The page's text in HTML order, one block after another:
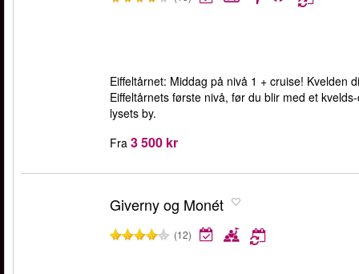
Eiffeltårnet: Middag på nivå 1 + cruise! Kvelden
Eiffeltårnets første nivå, før du blir med et
lysets by.
Fra 3 500 kr
Giverny og Monét
(12)